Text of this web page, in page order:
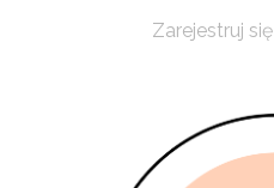
Zarejestruj się